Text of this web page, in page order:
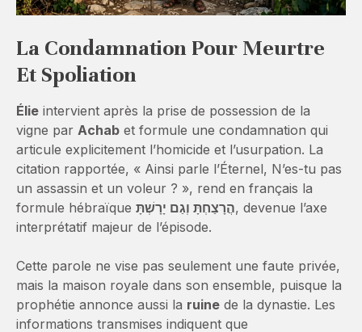
La Condamnation Pour Meurtre
Et Spoliation
Élie intervient après la prise de possession de la
vigne par Achab et formule une condamnation qui
articule explicitement l’homicide et l’usurpation. La
citation rapportée, « Ainsi parle l’Éternel, N’es-tu pas
un assassin et un voleur ? », rend en français la
formule hébraïque הֲרָצַחְתָּ וְגַם יָרָשְׁתָּ, devenue l’axe
interprétatif majeur de l’épisode.
Cette parole ne vise pas seulement une faute privée,
mais la maison royale dans son ensemble, puisque la
prophétie annonce aussi la ruine de la dynastie. Les
informations transmises indiquent que